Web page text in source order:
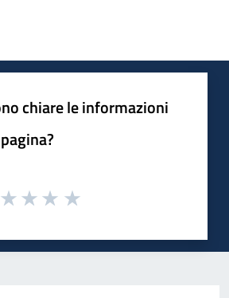
chiare le informazioni